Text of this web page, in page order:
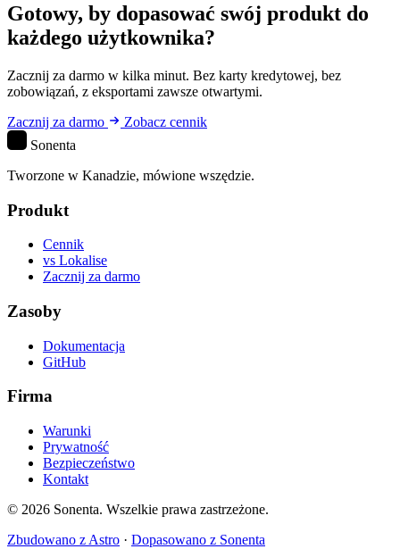
Gotowy, by dopasować swój produkt do
każdego użytkownika?
Zacznij za darmo w kilka minut. Bez karty kredytowej, bez
zobowiązań, z eksportami zawsze otwartymi.
Zacznij za darmo
Zobacz cennik
Sonenta
Tworzone w Kanadzie, mówione wszędzie.
Produkt
Cennik
vs Lokalise
Zacznij za darmo
Zasoby
Dokumentacja
GitHub
Firma
Warunki
Prywatność
Bezpieczeństwo
Kontakt
© 2026 Sonenta. Wszelkie prawa zastrzeżone.
Zbudowano z Astro · Dopasowano z Sonenta